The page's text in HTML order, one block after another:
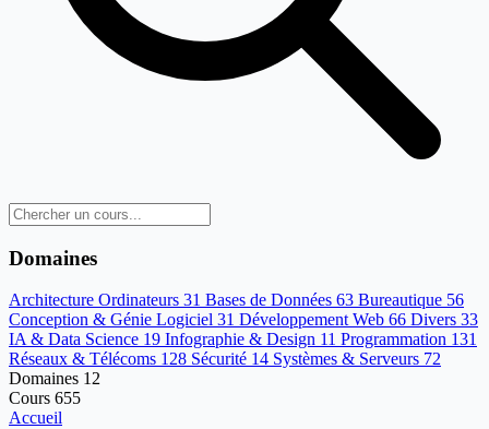
Domaines
Architecture Ordinateurs 31 Bases de Données 63 Bureautique 56
Conception & Génie Logiciel 31 Développement Web 66 Divers 33
IA & Data Science 19 Infographie & Design 11 Programmation 131
Réseaux & Télécoms 128 Sécurité 14 Systèmes & Serveurs 72
Domaines 12
Cours 655
Accueil